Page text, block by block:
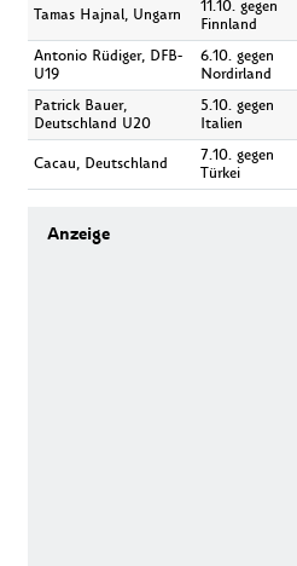
Tamas Hajnal, Ungarn
11.10. gegen
Finnland
Antonio Rüdiger, DFB-
U19
6.10. gegen
Nordirland
Patrick Bauer,
Deutschland U20
5.10. gegen
Italien
Cacau, Deutschland
7.10. gegen
Türkei